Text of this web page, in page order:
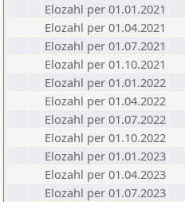
Elozahl per 01.01.2021
Elozahl per 01.04.2021
Elozahl per 01.07.2021
Elozahl per 01.10.2021
Elozahl per 01.01.2022
Elozahl per 01.04.2022
Elozahl per 01.07.2022
Elozahl per 01.10.2022
Elozahl per 01.01.2023
Elozahl per 01.04.2023
Elozahl per 01.07.2023